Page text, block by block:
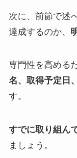
次に、前節で述
達成するのか、
専門性を高める
名、取得予定日
す。
すでに取り組ん
ましょう。